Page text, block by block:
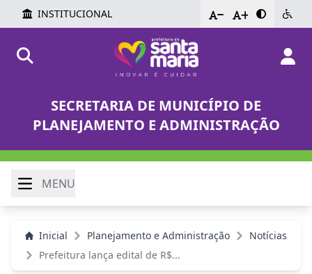
INSTITUCIONAL - +
SECRETARIA DE MUNICÍPIO DE
PLANEJAMENTO E ADMINISTRAÇÃO
MENU
Inicial Planejamento e Administração
Notícias
Prefeitura lança edital de R$...